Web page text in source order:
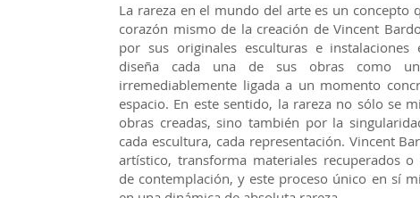
La rareza en el mundo del arte es un concepto
corazón mismo de la creación de Vincent
por sus originales esculturas e instalaciones
diseña cada una de sus obras como
irremediablemente ligada a un momento
espacio. En este sentido, la rareza no sólo se
obras creadas, sino también por la
cada escultura, cada representación. Vincent
artístico, transforma materiales recuperados
de contemplación, y este proceso único en sí